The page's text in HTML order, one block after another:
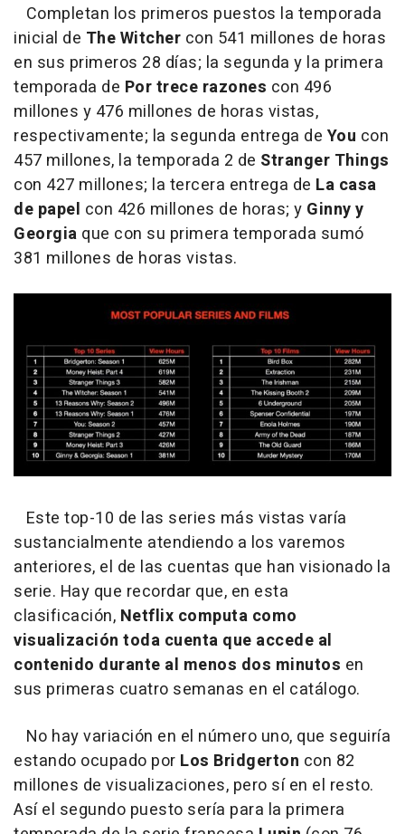
Completan los primeros puestos la temporada
inicial de The Witcher con 541 millones de horas
en sus primeros 28 días; la segunda y la primera
temporada de Por trece razones con 496
millones y 476 millones de horas vistas,
respectivamente; la segunda entrega de You con
457 millones, la temporada 2 de Stranger Things
con 427 millones; la tercera entrega de La casa
de papel con 426 millones de horas; y Ginny y
Georgia que con su primera temporada sumó
381 millones de horas vistas.
Este top-10 de las series más vistas varía
sustancialmente atendiendo a los varemos
anteriores, el de las cuentas que han visionado la
serie. Hay que recordar que, en esta
clasificación, Netflix computa como
visualización toda cuenta que accede al
contenido durante al menos dos minutos en
sus primeras cuatro semanas en el catálogo.
No hay variación en el número uno, que seguiría
estando ocupado por Los Bridgerton con 82
millones de visualizaciones, pero sí en el resto.
Así el segundo puesto sería para la primera